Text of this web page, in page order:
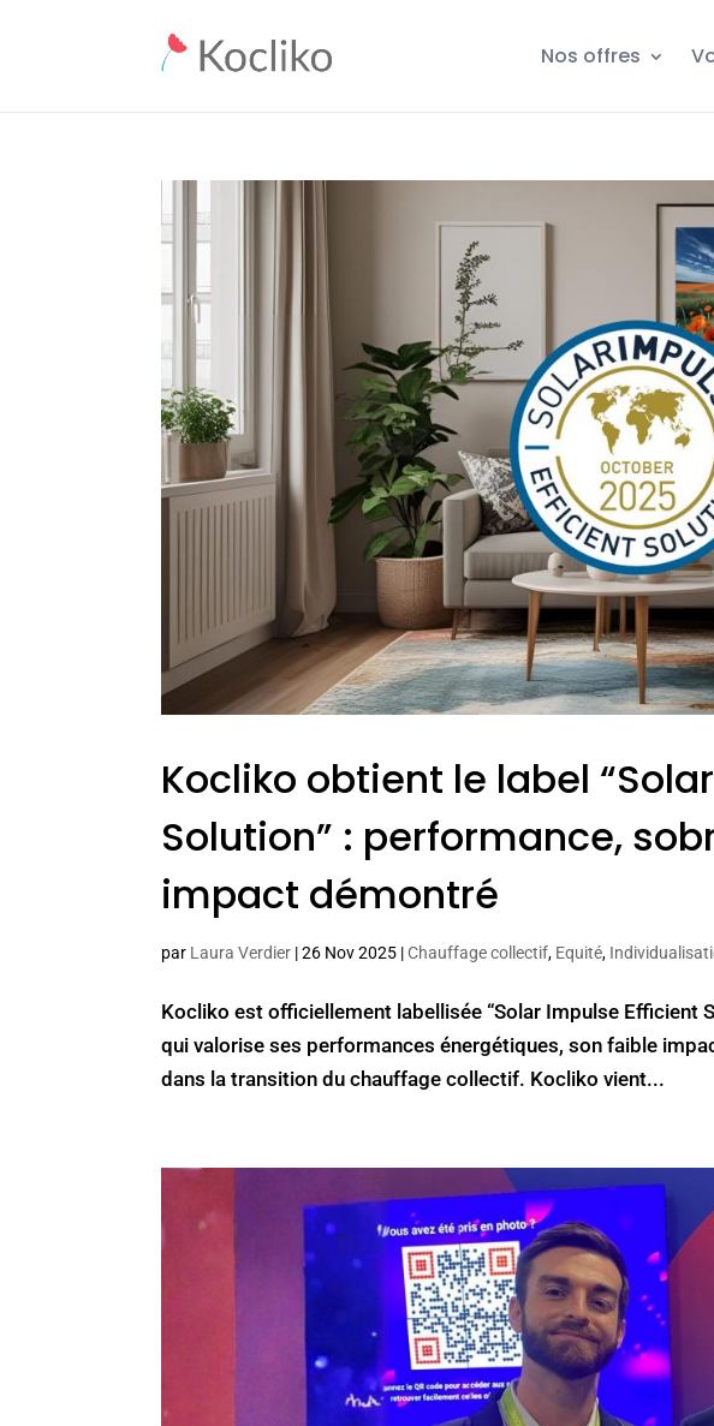
Nos offres
Kocliko obtient le label
Solution” : performance,
impact démontré
par Laura Verdier |26 Nov 2025 |Chauffage collectif, Equité,
Kocliko est officiellement labellisée “Solar Impulse Efficient
qui valorise ses performances énergétiques, son faible
dans la transition du chauffage collectif. Kocliko vient...